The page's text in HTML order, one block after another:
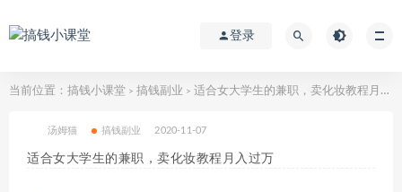
登录
当前位置： 搞钱小课堂 > 搞钱副业 > 适合女大学生的兼职，卖化妆教程月入过万
汤姆猫 搞钱副业 2020-11-07
适合女大学生的兼职，卖化妆教程月入过万